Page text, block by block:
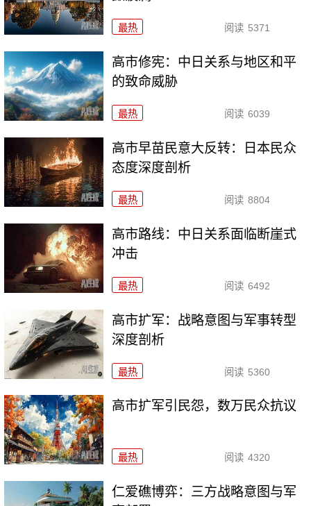
最热 阅读 5371
高市修宪：中日关系与地区和平
的致命威胁
最热 阅读 6039
高市早苗民意大反转：日本民众
态度深度剖析
最热 阅读 8804
高市路线：中日关系面临断崖式
冲击
最热 阅读 6492
高市扩军：战略意图与军事转型
深度剖析
最热 阅读 5360
高市扩军引民怨，数万民众抗议
最热 阅读 4320
仁爱礁博弈：三方战略意图与军